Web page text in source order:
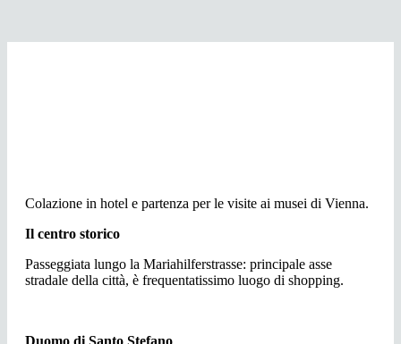
Colazione in hotel e partenza per le visite ai musei di Vienna.
Il centro storico
Passeggiata lungo la Mariahilferstrasse: principale asse
stradale della città, è frequentatissimo luogo di shopping.